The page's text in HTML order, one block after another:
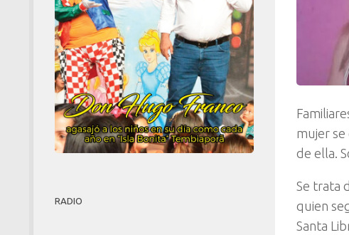
mujer se
de ella.
Se trata
quien
Santa
RADIO